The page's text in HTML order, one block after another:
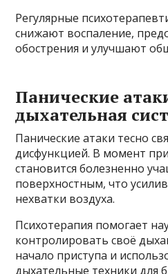
Регулярные
снижают воспаление,
обострения и улучшают
Панические
дыхательная
Панические атаки тесно
дисфункцией. В момент
становится болезненно
поверхностным, что
нехватки воздуха.
Психотерапия помогает
контролировать своё
начало приступа и
дыхательные техники для